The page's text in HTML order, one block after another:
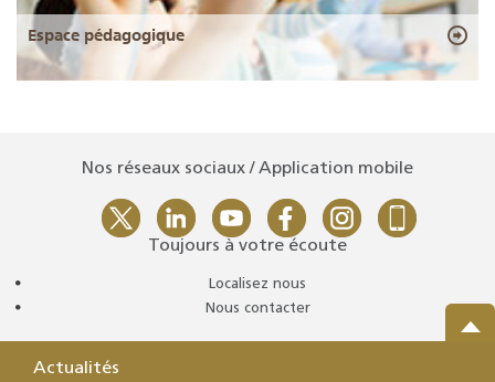
Espace pédagogique
Nos réseaux sociaux / Application mobile
Toujours à votre écoute
Localisez nous
Nous contacter
Actualités